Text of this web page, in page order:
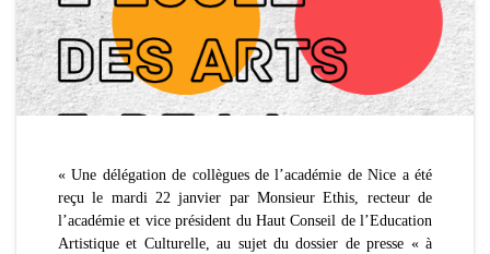
« Une délégation de collègues de l’académie de Nice a été
reçu le mardi 22 janvier par Monsieur Ethis, recteur de
l’académie et vice président du Haut Conseil de l’Education
Artistique et Culturelle, au sujet du dossier de presse « à